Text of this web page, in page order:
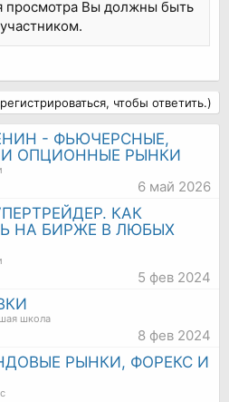
просмотра Вы должны быть
чтобы ответить.)
- ФЬЮЧЕРСНЫЕ,
ОПЦИОННЫЕ РЫНКИ
6 май 2026
КАК
НА БИРЖЕ В ЛЮБЫХ
5 фев 2024
школа
8 фев 2024
РЫНКИ, ФОРЕКС И